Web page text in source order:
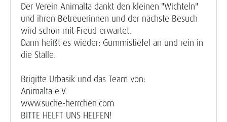
Der Verein Animalta dankt den kleinen "Wichteln"
und ihren Betreuerinnen und der nächste Besuch
wird schon mit Freud erwartet.
Dann heißt es wieder: Gummistiefel an und rein in
die Ställe.
Brigitte Urbasik und das Team von:
Animalta e.V.
www.suche-herrchen.com
BITTE HELFT UNS HELFEN!